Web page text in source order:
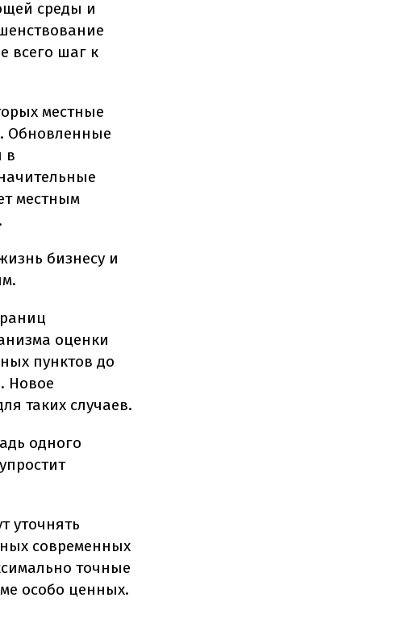
среды и
всего шаг к
местные
Обновленные
в
местным
бизнесу и
оценки
пунктов до
Новое
таких случаев.
одного
уточнять
современных
точные
особо ценных.